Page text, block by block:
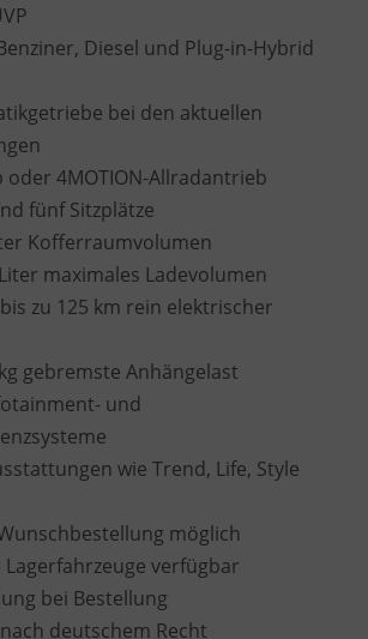
Diesel und Plug-in-Hybrid
bei den aktuellen
4MOTION-Allradantrieb
fünf Sitzplätze
Kofferraumvolumen
maximales Ladevolumen
zu 125 km rein elektrischer
gebremste Anhängelast
und
wie Trend, Life, Style
möglich
verfügbar
bei Bestellung
deutschem Recht